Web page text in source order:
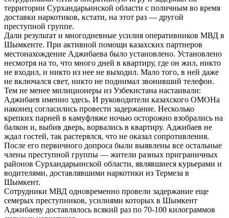
территории Сурхандарьинской области с поличным во время
доставки наркотиков, кстати, на этот раз — другой
преступной группе.
Дали результат и многодневные усилия оперативников МВД в
Шымкенте. При активной помощи казахских партнеров
местонахождение Аджибаева было установлено. Установлено
несмотря на то, что много дней в квартиру, где он жил, никто
не входил, и никто из нее не выходил. Мало того, в ней даже
не включался свет, никто не поднимал звонивший телефон.
Тем не менее милиционеры из Узбекистана настаивали:
Аджибаев именно здесь. И руководители казахского ОМОНа
наконец согласились провести задержание. Несколько
крепких парней в камуфляже ночью осторожно взобрались на
балкон и, выбив дверь, ворвались в квартиру. Аджибаев не
ждал гостей, так растерялся, что не оказал сопротивления.
После его первичного допроса были выявлены все остальные
члены преступной группы — жители разных приграничных
районов Сурхандарьинской области, являвшиеся курьерами и
водителями, доставлявшими наркотики из Термеза в
Шымкент.
Сотрудники МВД одновременно провели задержание еще
семерых преступников, усилиями которых в Шымкент
Аджибаеву доставлялось всякий раз по 70-100 килограммов